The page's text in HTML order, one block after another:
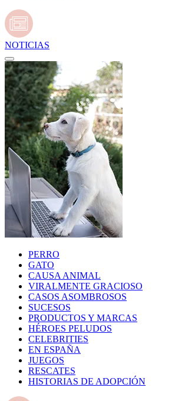
NOTICIAS
PERRO
GATO
CAUSA ANIMAL
VIRALMENTE GRACIOSO
CASOS ASOMBROSOS
SUCESOS
PRODUCTOS Y MARCAS
HÉROES PELUDOS
CELEBRITIES
EN ESPAÑA
JUEGOS
RESCATES
HISTORIAS DE ADOPCIÓN